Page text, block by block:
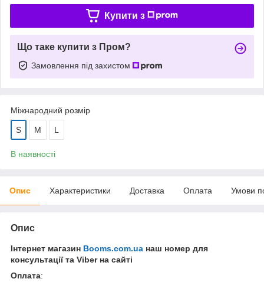
Купити з
Що таке купити з Пром?
Замовлення під захистом
Міжнародний розмір
S M L
В наявності
Опис Характеристики Доставка Оплата Умови
Опис
Інтернет магазин Booms.com.ua наш номер для
консультації та Viber на сайті
Оплата: